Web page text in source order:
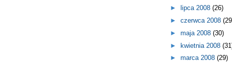
►
lipca 2008 (26)
► czerwca 2008
► maja 2008 (30)
► kwietnia 2008
► marca 2008 (29)